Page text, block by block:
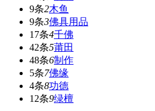
9条2木鱼
9条3佛具用品
17条4千佛
42条5莆田
48条6制作
5条7佛缘
4条8功德
12条9绿檀